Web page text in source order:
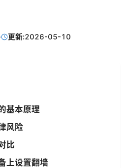
· 更新:2026-05-10
基本原理
风险
比
上设置翻墙